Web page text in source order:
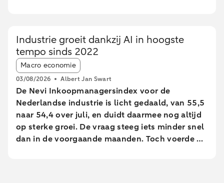
blijkt uit een analyse van geanonimiseerde en
geaggregeerde transactiegegevens.
Industrie groeit dankzij AI in hoogste
tempo sinds 2022
Article tags:
Macro economie
03/08/2026 Albert Jan Swart
De Nevi Inkoopmanagersindex voor de
Nederlandse industrie is licht gedaald, van 55,5
naar 54,4 over juli, en duidt daarmee nog altijd
op sterke groei. De vraag steeg iets minder snel
dan in de voorgaande maanden. Toch voerde de